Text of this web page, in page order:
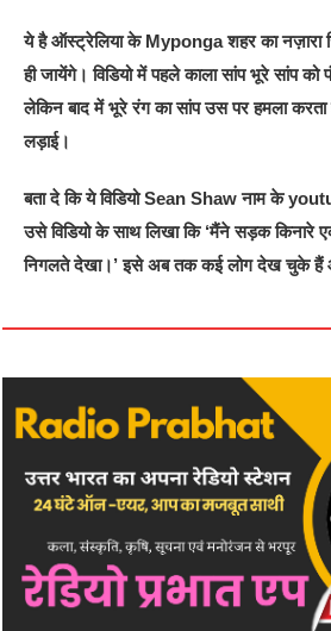
ये है ऑस्ट्रेलिया के Myponga शहर का
ही जायेंगे। विडियो में पहले काला सांप भूरे सांप
लेकिन बाद में भूरे रंग का सांप उस पर हमला
लड़ाई।
बता दे कि ये विडियो Sean Shaw नाम के
उसे विडियो के साथ लिखा कि ‘मैंने सड़क किनारे
निगलते देखा।’ इसे अब तक कई लोग देख चुके हैं